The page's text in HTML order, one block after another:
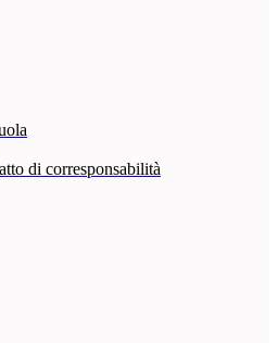
di corresponsabilità